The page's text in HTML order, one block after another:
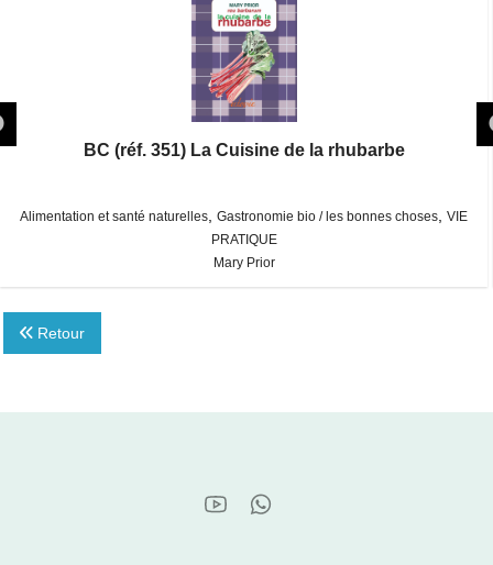
BC (réf. 351) La Cuisine de la rhubarbe
Alimentation et santé naturelles Gastronomie bio / les bonnes choses VIE
PRATIQUE
Mary Prior
Retour